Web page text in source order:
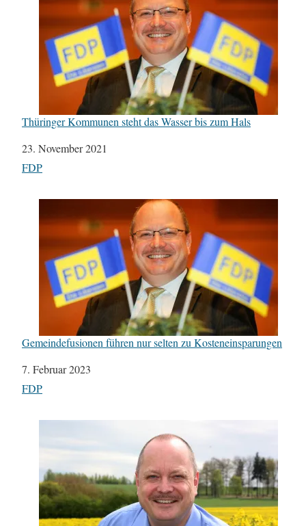
Thüringer Kommunen steht das Wasser bis zum Hals
Datum
23. November 2021
In Bezug auf
FDP
Gemeindefusionen führen nur selten zu Kosteneinsparungen
Datum
7. Februar 2023
In Bezug auf
FDP